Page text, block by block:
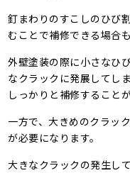
釘まわりのすこしのひび
むことで補修できる場合も
外壁塗装の際に小さなひ
なクラックに発展してし
しっかりと補修すること
一方で、大きめのクラッ
が必要になります。
大きなクラックの発生し